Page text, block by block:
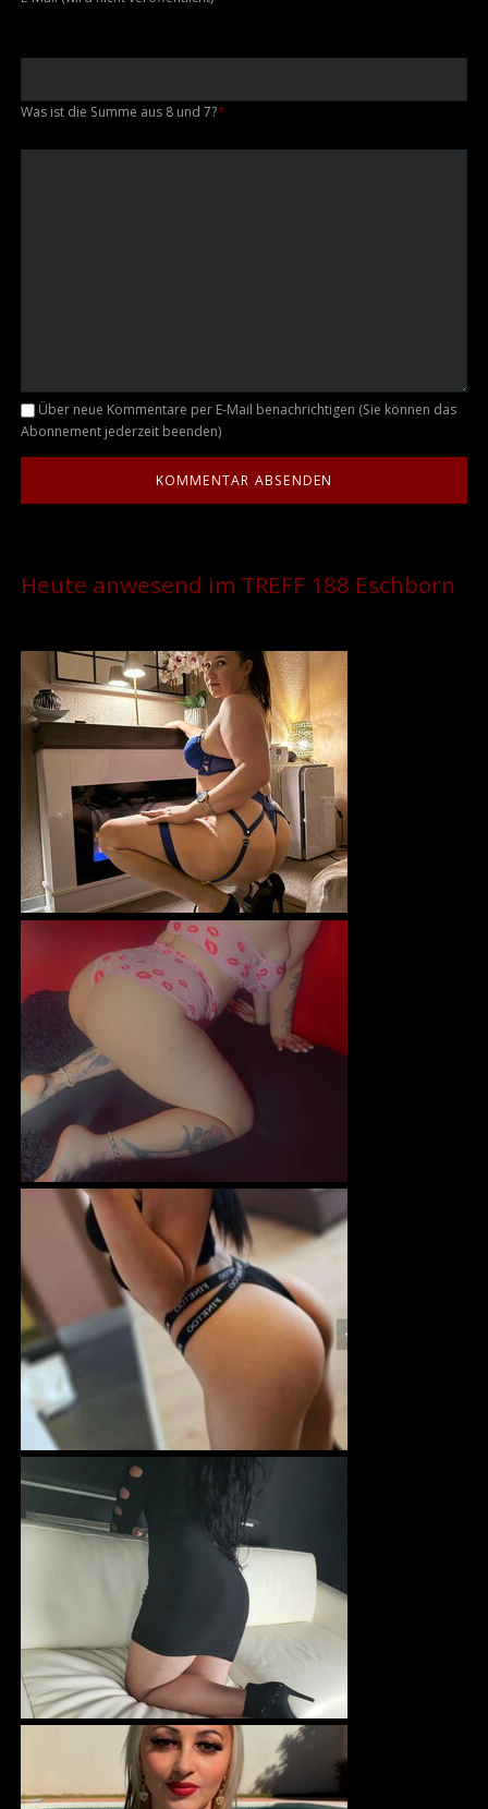
Was ist die Summe aus 8 und 7?*
Kommentar
Über neue Kommentare per E-Mail benachrichtigen (Sie können das
Abonnement jederzeit beenden)
Heute anwesend im TREFF 188 Eschborn